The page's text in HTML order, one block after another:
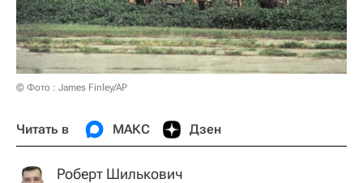
© Фото : James Finley/AP
Читать в МАКС Дзен
Роберт Шилькович